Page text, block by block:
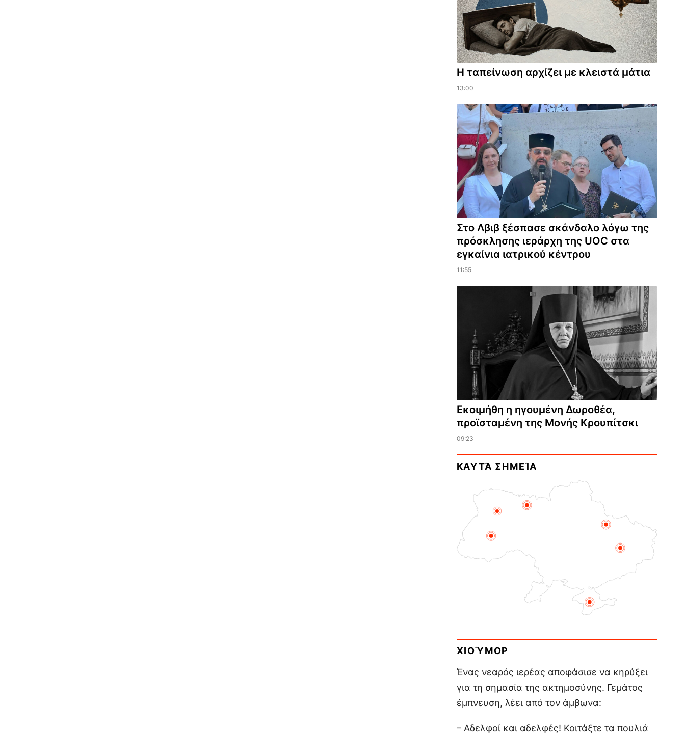
Η ταπείνωση αρχίζει με κλειστά μάτια
13:00
Στο Λβιβ ξέσπασε σκάνδαλο λόγω της
πρόσκλησης ιεράρχη της UOC στα
εγκαίνια ιατρικού κέντρου
11:55
Εκοιμήθη η ηγουμένη Δωροθέα,
προϊσταμένη της Μονής Κρουπίτσκι
09:23
ΚΑΥΤΆ ΣΗΜΕΊΑ
ΧΙΟΎΜΟΡ
Ένας νεαρός ιερέας αποφάσισε να κηρύξει
για τη σημασία της ακτημοσύνης. Γεμάτος
έμπνευση, λέει από τον άμβωνα:
– Αδελφοί και αδελφές! Κοιτάξτε τα πουλιά